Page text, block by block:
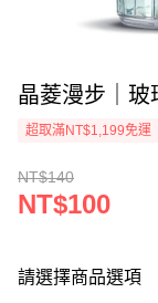
超取滿NT$1,199免運
NT$140
NT$100
請選擇商品選項